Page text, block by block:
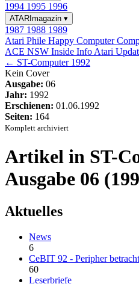
1994 1995 1996
ATARImagazin ▾
1987 1988 1989
Atari Phile Happy Computer
ACE NSW Inside Info Atari
← ST-Computer 1992
Kein Cover
Ausgabe: 06
Jahr: 1992
Erschienen: 01.06.1992
Seiten: 164
Komplett archiviert
Artikel in ST-
Ausgabe 06
Aktuelles
News
6
CeBIT 92 - Peripher
60
Leserbriefe